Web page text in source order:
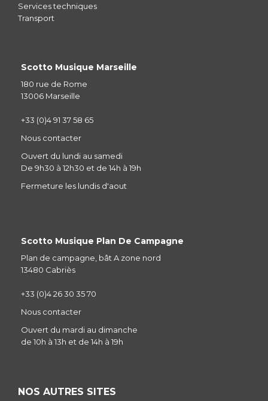
Services techniques
Transport
Scotto Musique Marseille
180 rue de Rome
13006 Marseille
+33 (0)4 91 37 58 65
Nous contacter
Ouvert du lundi au samedi
De 9h30 à 12h30 et de 14h à 19h
Fermeture les lundis d'aout
Scotto Musique Plan De Campagne
Plan de campagne, bât A zone nord
13480 Cabriès
+33 (0)4 26 30 35 70
Nous contacter
Ouvert du mardi au dimanche
de 10h à 13h et de 14h à 19h
NOS AUTRES SITES